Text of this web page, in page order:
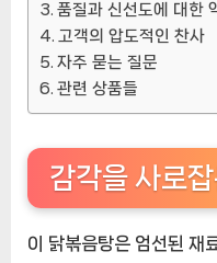
품질과 신선도에 대한
고객의 압도적인 찬사
자주 묻는 질문
관련 상품들
감각을 사로
이 닭볶음탕은 엄선된 재